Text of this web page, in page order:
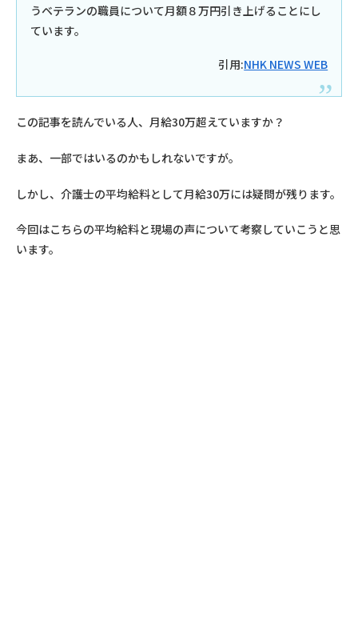
うベテランの職員について月額８万円引き上げることにし
ています。
引用:NHK NEWS WEB
この記事を読んでいる人、月給30万超えていますか？
まあ、一部ではいるのかもしれないですが。
しかし、介護士の平均給料として月給30万には疑問が残ります。
今回はこちらの平均給料と現場の声について考察していこうと思
います。